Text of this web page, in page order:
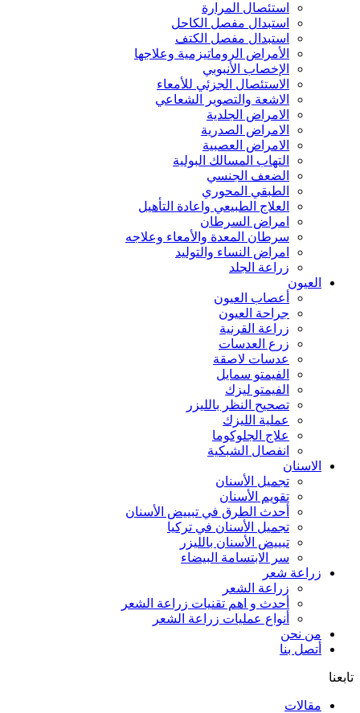
استئصال المرارة
استبدال مفصل الكاحل
استبدال مفصل الكتف
الأمراض الروماتيزمية وعلاجها
الإخصاب الأنبوبي
الاستئصال الجزئي للأمعاء
الاشعة والتصوير الشعاعي
الامراض الجلدية
الامراض الصدرية
الامراض العصبية
التهاب المسالك البولية
الضعف الجنسي
الطبقي المحوري
العلاج الطبيعي واعادة التأهيل
امراض السرطان
سرطان المعدة والأمعاء وعلاجه
امراض النساء والتوليد
زراعة الجلد
العيون
أعصاب العيون
جراحة العيون
زراعة القرنية
زرع العدسات
عدسات لاصقة
الفيمتو سمايل
الفيمتو ليزك
تصحيح النظر بالليزر
عملية الليزك
علاج الجلوكوما
انفصال الشبكية
الاسنان
تجميل الأسنان
تقويم الأسنان
أحدث الطرق في تبييض الأسنان
تجميل الأسنان في تركيا
تبييض الأسنان بالليزر
سر الابتسامة البيضاء
زراعة شعر
زراعة الشعر
أحدث و اهم تقنيات زراعة الشعر
أنواع عمليات زراعة الشعر
من نحن
أتصل بنا
تابعنا
مقالات